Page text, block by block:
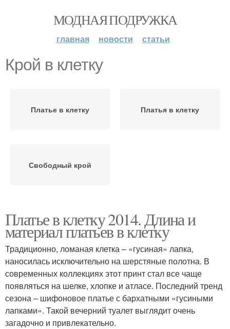
МОДНАЯ ПОДРУЖКА
главная новости статьи
Крой в клетку
Платье в клетку Платья в клетку
Свободный крой
Платье в клетку 2014. Длина и
материал платьев в клетку
Традиционно, ломаная клетка – «гусиная» лапка,
наносилась исключительно на шерстяные полотна. В
современных коллекциях этот принт стал все чаще
появляться на шелке, хлопке и атласе. Последний тренд
сезона – шифоновое платье с бархатными «гусиными
лапками». Такой вечерний туалет выглядит очень
загадочно и привлекательно.